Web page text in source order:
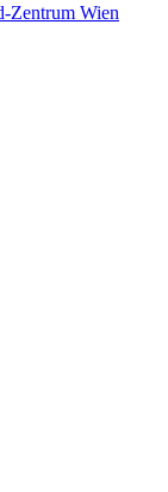
Zentrum Wien